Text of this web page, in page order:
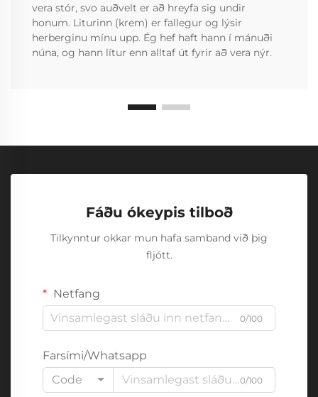
vera stór, svo auðvelt er að hreyfa sig undir
honum. Liturinn (krem) er fallegur og lýsir
herberginu mínu upp. Ég hef haft hann í mánuði
núna, og hann lítur enn alltaf út fyrir að vera nýr.
Fáðu ókeypis tilboð
Tilkynntur okkar mun hafa samband við þig
fljótt.
Netfang
0/100
Farsími/Whatsapp
Code
0/100